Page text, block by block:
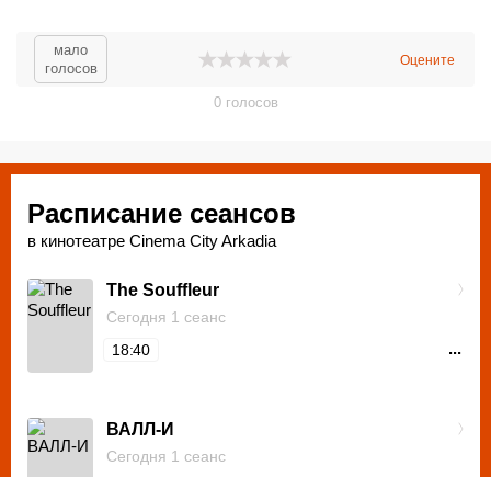
мало
голосов
Оцените
0голосов
Расписание сеансов
в кинотеатре Cinema City Arkadia
The Souffleur
Сегодня 1 сеанс
18:40
...
ВАЛЛ-И
Сегодня 1 сеанс